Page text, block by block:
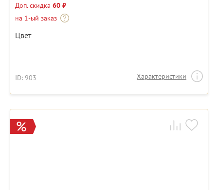
Доп. скидка 60 ₽
на 1-ый заказ
Цвет
ID: 903 Характеристики